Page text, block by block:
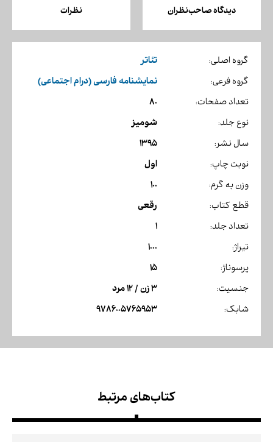
دیدگاه صاحب‌نظران نظرات
گروه اصلی: تئاتر
گروه فرعی: نمایشنامه فارسی (درام اجتماعی)
تعداد صفحات: 80
نوع جلد: شومیز
سال نشر: 1395
نوبت چاپ: اول
وزن به گرم: 100
قطع کتاب: رقعی
تعداد جلد: 1
تیراژ: 1000
پرسوناژ: 15
جنسیت: 3 زن / 12 مرد
شابک: 9786005765953
کتاب‌های مرتبط